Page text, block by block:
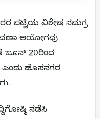
ಪಟ್ಟಿಯ ವಿಶೇಷ ಸಮಗ್ರ
ಆಯೋಗವು
ಜೂನ್ 20ರಿಂದ
ಹೊಸನಗರ
ನಡೆಸಿ